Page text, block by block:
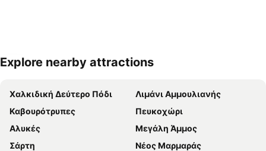
Ανάπτυξη χάρτη
Explore nearby attractions
Χαλκιδική Δεύτερο Πόδι
Λιμάνι Αμμουλιανής
Καβουρότρυπες
Πευκοχώρι
Αλυκές
Μεγάλη Άμμος
Σάρτη
Νέος Μαρμαράς